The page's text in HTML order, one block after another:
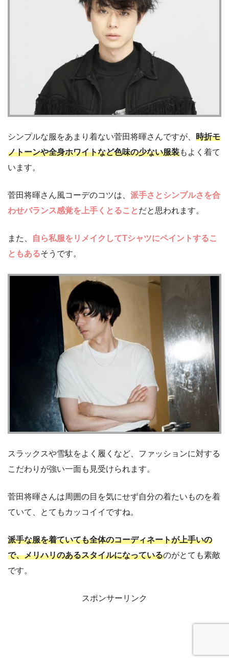
シンプルな服をあまり着ない菅田将暉さんですが、 時折モ
ノトーンや全身ホワイトなど色味の少ない服装もよく着て
います。
菅田将暉さん風コーデのコツは、 派手さとシンプルさを合
わせバランス感覚を上手くとること だと思われます。
また、
自ら私服をリメイクしてTシャツにペイントするこ
ともあるそうです。
スラックスや雪駄をよく履くなど、ファッションに対する
こだわりが強い一面も見受けられます。
菅田将暉さんは周囲の目を気にせず自分の着たいものを着
ていて、とてもカッコイイですね。
派手な服を着ていても全体のコーディネートが上手いの
で、メリハリのあるスタイルになっているのがとても素敵
です。
スポンサーリンク